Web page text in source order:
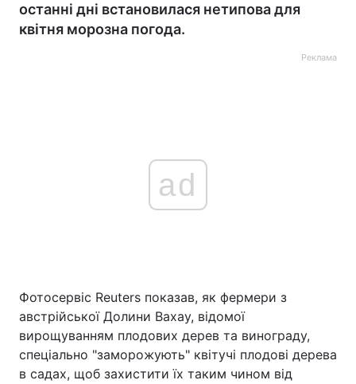
останні дні встановилася нетипова для
квітня морозна погода.
Реклама
ad
Фотосервіс Reuters показав, як фермери з
австрійської Долини Вахау, відомої
вирощуванням плодових дерев та винограду,
спеціально "заморожують" квітучі плодові дерева
в садах, щоб захистити їх таким чином від